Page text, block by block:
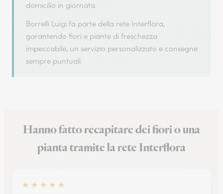
domicilio in giornata.
Borrelli Luigi fa parte della rete Interflora,
garantendo fiori e piante di freschezza
impeccabile, un servizio personalizzato e consegne
sempre puntuali.
Hanno fatto recapitare dei fiori o una
pianta tramite la rete Interflora
★ ★ ★ ★ ★